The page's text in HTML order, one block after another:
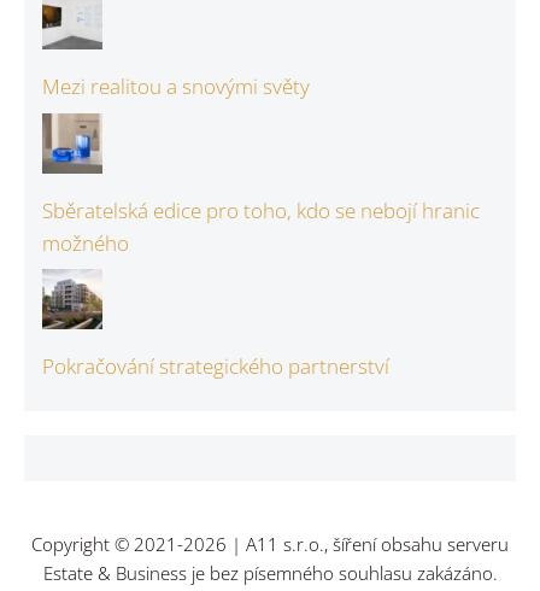
Mezi realitou a snovými světy
Sběratelská edice pro toho, kdo se nebojí hranic
možného
Pokračování strategického partnerství
Copyright © 2021-2026 | A11 s.r.o., šíření obsahu serveru
Estate & Business je bez písemného souhlasu zakázáno.